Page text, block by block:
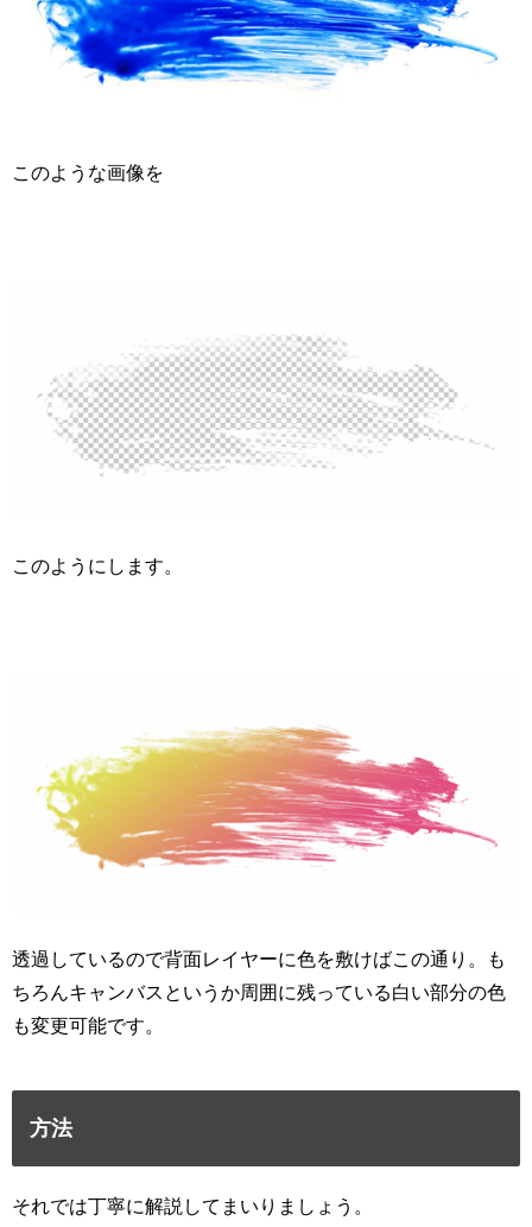
このような画像を
このようにします。
透過しているので背面レイヤーに色を敷けばこの通り。も
ちろんキャンバスというか周囲に残っている白い部分の色
も変更可能です。
方法
それでは丁寧に解説してまいりましょう。